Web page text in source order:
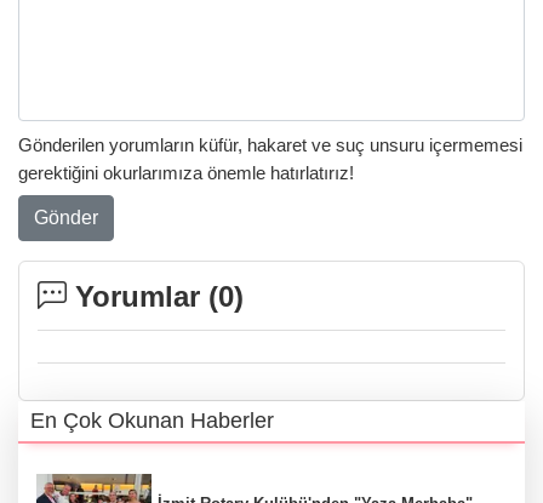
Gönderilen yorumların küfür, hakaret ve suç unsuru içermemesi
gerektiğini okurlarımıza önemle hatırlatırız!
Gönder
Yorumlar (0)
En Çok Okunan Haberler